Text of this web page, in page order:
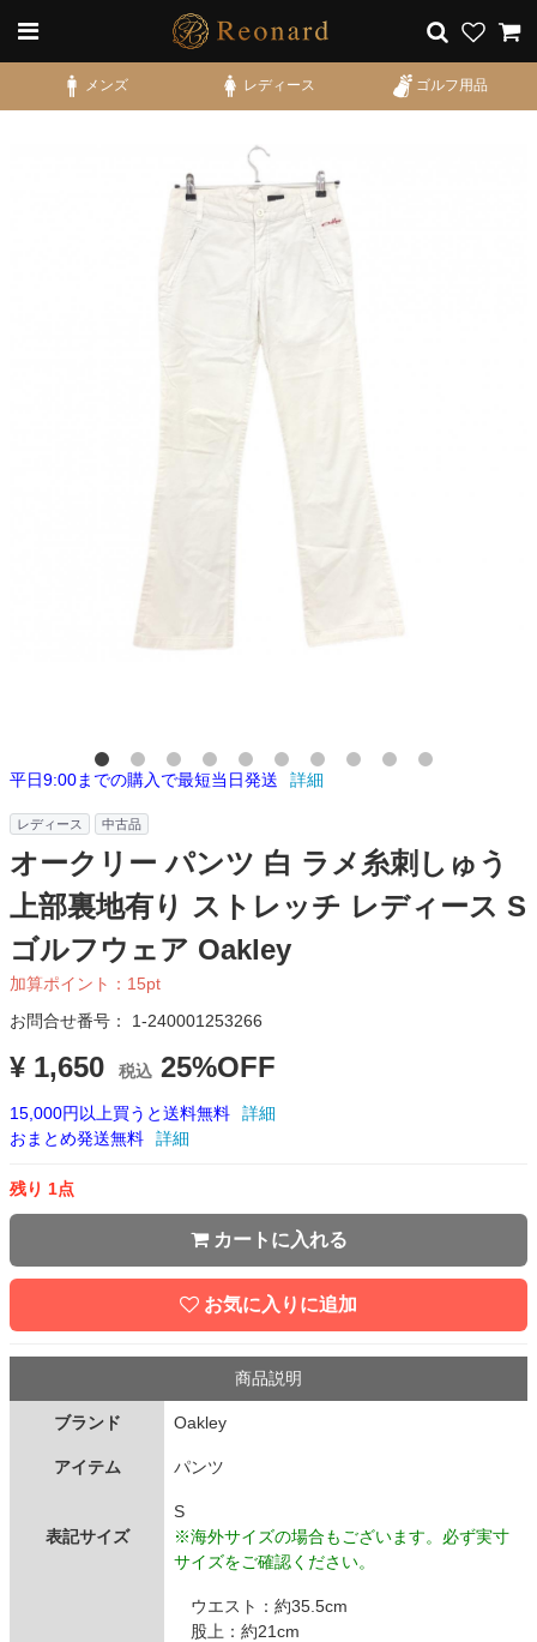
メンズ レディース ゴルフ用品
平日9:00までの購入で最短当日発送 詳細
レディース 中古品
オークリー パンツ 白 ラメ糸刺しゅう
上部裏地有り ストレッチ レディース S
ゴルフウェア Oakley
加算ポイント： 15pt
お問合せ番号： 1-240001253266
¥ 1,650 税込 25%OFF
15,000円以上買うと送料無料
詳細
おまとめ発送無料
詳細
残り 1点
カートに入れる
お気に入りに追加
商品説明
ブランド Oakley
アイテム パンツ
表記サイズ
S
※海外サイズの場合もございます。必ず実寸
サイズをご確認ください。
ウエスト：約35.5cm
股上：約21cm